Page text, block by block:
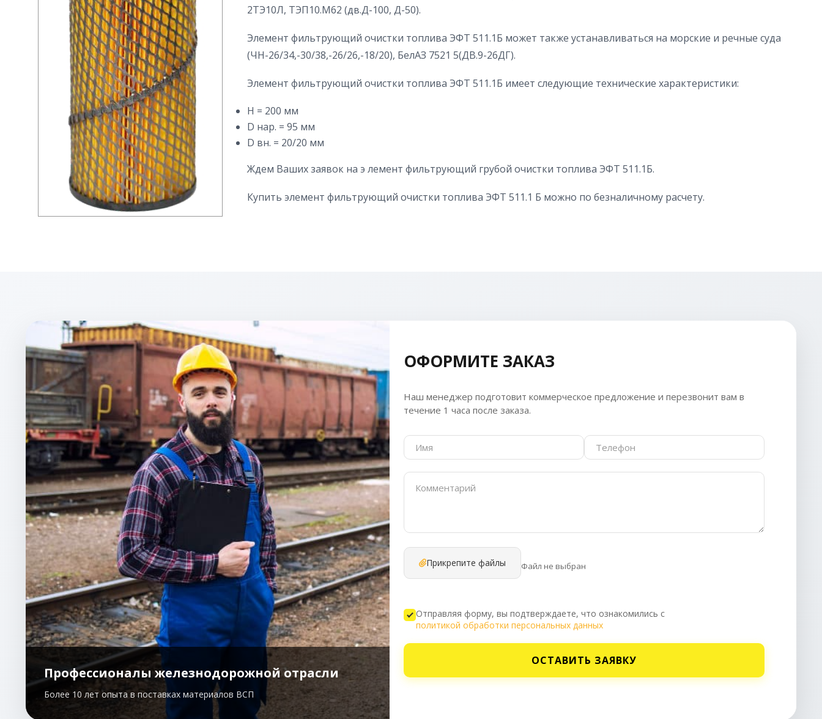
2ТЭ10Л, ТЭП10.М62 (дв.Д-100, Д-50).
Элемент фильтрующий очистки топлива ЭФТ 511.1Б может также устанавливаться на морские и речные суда
(ЧН-26/34,-30/38,-26/26,-18/20), БелАЗ 7521 5(ДВ.9-26ДГ).
Элемент фильтрующий очистки топлива ЭФТ 511.1Б имеет следующие технические характеристики:
H = 200 мм
D нар. = 95 мм
D вн. = 20/20 мм
Ждем Ваших заявок на э лемент фильтрующий грубой очистки топлива ЭФТ 511.1Б.
Купить элемент фильтрующий очистки топлива ЭФТ 511.1 Б можно по безналичному расчету.
Профессионалы железнодорожной отрасли
Более 10 лет опыта в поставках материалов ВСП
ОФОРМИТЕ ЗАКАЗ
Наш менеджер подготовит коммерческое предложение и перезвонит вам в
течение 1 часа после заказа.
Прикрепите файлы Файл не выбран
Отправляя форму, вы подтверждаете, что ознакомились с
политикой обработки персональных данных
ОСТАВИТЬ ЗАЯВКУ